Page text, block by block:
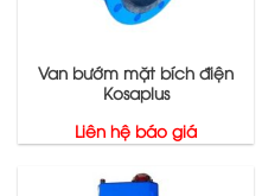
Van bướm mặt bích điện
Kosaplus
Liên hệ báo giá